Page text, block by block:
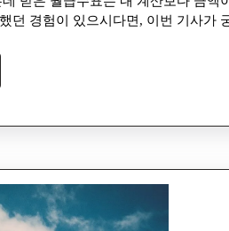
던 경험이 있으시다면, 이번 기사가